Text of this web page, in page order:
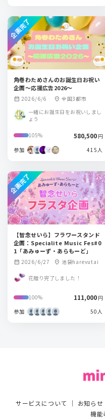
角巻わためさんのお誕生日お祝い
企画～応援広告2026～
calendar_month 2026/6/6 location_on 全国3都市
一緒にお誕生日をお祝いしまし
ょう
105% 580,500円
参加
415人
企画完了
【智念せいら】フラワースタンド
企画：Specialite Music Fes#0
1「あみゅーず・あらもーど」
calendar_month 2026/6/27 location_on 池袋harevutai
花贈り完了しました！
100% 111,000円
参加
50人
企画完了
サービスについて ｜ お知らせ
機能